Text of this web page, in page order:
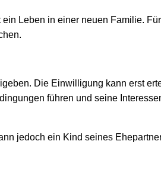
Leben in einer neuen Familie.
Die Einwilligung kann erst
führen und seine
jedoch ein Kind seines